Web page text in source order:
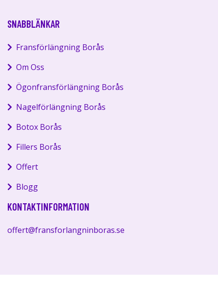
SNABBLÄNKAR
Fransförlängning Borås
Om Oss
Ögonfransförlängning Borås
Nagelförlängning Borås
Botox Borås
Fillers Borås
Offert
Blogg
KONTAKTINFORMATION
offert@fransforlangninboras.se